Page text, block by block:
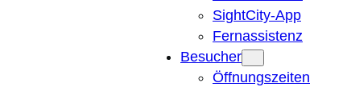
SightCity-App
Fernassistenz
Besucher
Öffnungszeiten